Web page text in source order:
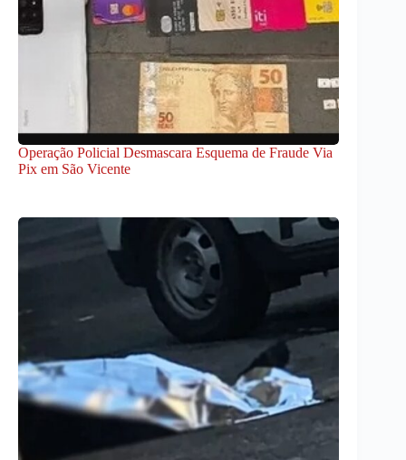
Operação Policial Desmascara Esquema de Fraude Via
Pix em São Vicente